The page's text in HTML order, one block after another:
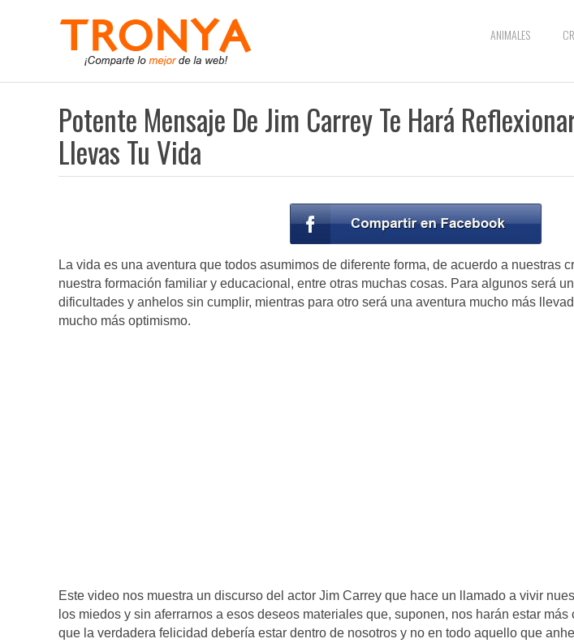
ANIMALES
Potente Mensaje De Jim Carrey Te Hará
Llevas Tu Vida
La vida es una aventura que todos asumimos de diferente forma, de acuerdo a nuestras
nuestra formación familiar y educacional, entre otras muchas cosas. Para algunos será
dificultades y anhelos sin cumplir, mientras para otro será una aventura mucho más
mucho más optimismo.
Este video nos muestra un discurso del actor Jim Carrey que hace un llamado a vivir
los miedos y sin aferrarnos a esos deseos materiales que, suponen, nos harán estar
que la verdadera felicidad debería estar dentro de nosotros y no en todo aquello que